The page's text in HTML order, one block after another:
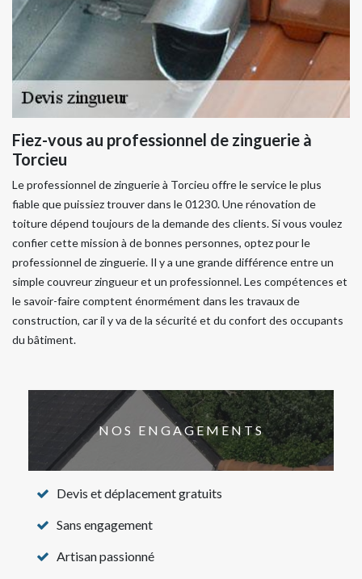
Fiez-vous au professionnel de zinguerie à
Torcieu
Le professionnel de zinguerie à Torcieu offre le service le plus
fiable que puissiez trouver dans le 01230. Une rénovation de
toiture dépend toujours de la demande des clients. Si vous voulez
confier cette mission à de bonnes personnes, optez pour le
professionnel de zinguerie. Il y a une grande différence entre un
simple couvreur zingueur et un professionnel. Les compétences et
le savoir-faire comptent énormément dans les travaux de
construction, car il y va de la sécurité et du confort des occupants
du bâtiment.
NOS ENGAGEMENTS
Devis et déplacement gratuits
Sans engagement
Artisan passionné